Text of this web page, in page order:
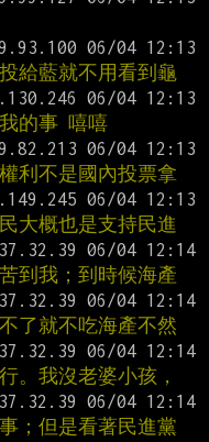
給藍就不用看到龜
的事 嘻嘻
利不是國內投票拿
大概也是支持民進
到我；到時候海產
了就不吃海產不然
。我沒老婆小孩，
；但是看著民進黨